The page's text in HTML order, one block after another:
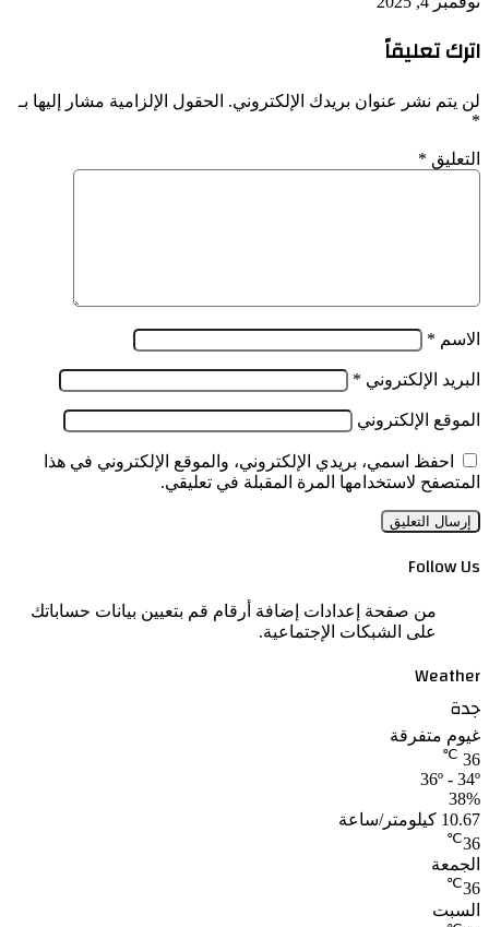
اترك تعليقاً
لن يتم نشر عنوان بريدك الإلكتروني. الحقول الإلزامية مشار إليها بـ
*
التعليق *
الاسم *
البريد الإلكتروني *
الموقع الإلكتروني
احفظ اسمي، بريدي الإلكتروني، والموقع الإلكتروني في هذا
المتصفح لاستخدامها المرة المقبلة في تعليقي.
Follow Us
من صفحة إعدادات إضافة أرقام قم بتعيين بيانات حساباتك
على الشبكات الإجتماعية.
Weather
جدة
غيوم متفرقة
36
℃
36º - 34º
38%
10.67 كيلومتر/ساعة
36
℃
الجمعة
36
℃
السبت